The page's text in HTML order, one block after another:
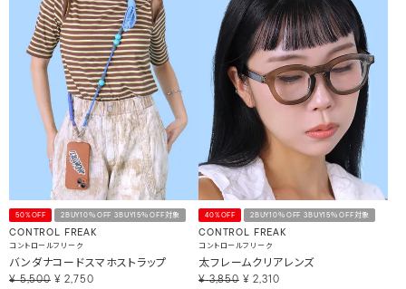
50%OFF 2BUY10％OFF 3BUY15％OFF対象
CONTROL FREAK
コントロールフリーク
バンダナコードスマホストラップ
¥ 5,500 ¥ 2,750
40%OFF 2BUY10％OFF 3BUY15％OFF対象
CONTROL FREAK
コントロールフリーク
太フレームクリアレンズ
¥ 3,850 ¥ 2,310